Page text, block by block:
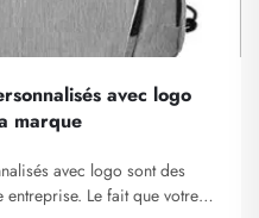
avec logo
marque
avec logo sont des
Le fait que votre